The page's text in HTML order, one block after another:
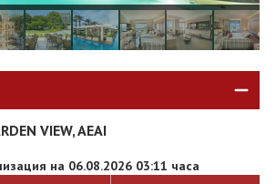
VIEW, AEAI
на 06.08.2026 03:11 часа